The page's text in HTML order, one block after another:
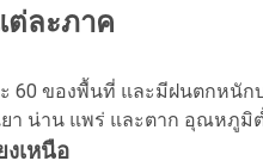
ต่ละภาค
60 ของพื้นที่ และมีฝนตกหนัก
ยา น่าน แพร่ และตาก อุณหภูมิ
เหนือ